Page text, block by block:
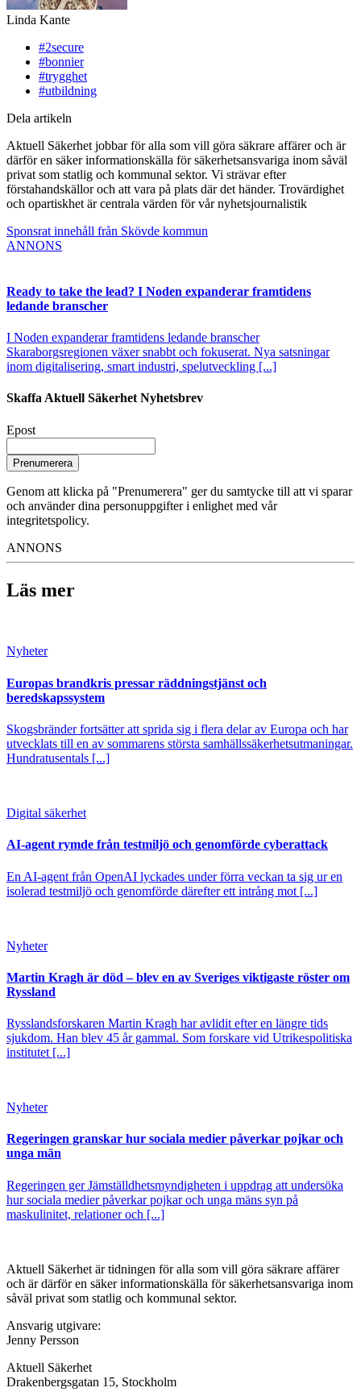
Linda Kante
#2secure
#bonnier
#trygghet
#utbildning
Dela artikeln
Aktuell Säkerhet jobbar för alla som vill göra säkrare affärer och är
därför en säker informationskälla för säkerhetsansvariga inom såväl
privat som statlig och kommunal sektor. Vi strävar efter
förstahandskällor och att vara på plats där det händer. Trovärdighet
och opartiskhet är centrala värden för vår nyhetsjournalistik
Sponsrat innehåll från Skövde kommun
ANNONS
Ready to take the lead? I Noden expanderar framtidens
ledande branscher
I Noden expanderar framtidens ledande branscher
Skaraborgsregionen växer snabbt och fokuserat. Nya satsningar
inom digitalisering, smart industri, spelutveckling [...]
Skaffa Aktuell Säkerhet Nyhetsbrev
Epost
Prenumerera
Genom att klicka på "Prenumerera" ger du samtycke till att vi sparar
och använder dina personuppgifter i enlighet med vår
integritetspolicy.
ANNONS
Läs mer
Nyheter
Europas brandkris pressar räddningstjänst och
beredskapssystem
Skogsbränder fortsätter att sprida sig i flera delar av Europa och har
utvecklats till en av sommarens största samhällssäkerhetsutmaningar.
Hundratusentals [...]
Digital säkerhet
AI-agent rymde från testmiljö och genomförde cyberattack
En AI-agent från OpenAI lyckades under förra veckan ta sig ur en
isolerad testmiljö och genomförde därefter ett intrång mot [...]
Nyheter
Martin Kragh är död – blev en av Sveriges viktigaste röster om
Ryssland
Rysslandsforskaren Martin Kragh har avlidit efter en längre tids
sjukdom. Han blev 45 år gammal. Som forskare vid Utrikespolitiska
institutet [...]
Nyheter
Regeringen granskar hur sociala medier påverkar pojkar och
unga män
Regeringen ger Jämställdhetsmyndigheten i uppdrag att undersöka
hur sociala medier påverkar pojkar och unga mäns syn på
maskulinitet, relationer och [...]
Aktuell Säkerhet är tidningen för alla som vill göra säkrare affärer
och är därför en säker informationskälla för säkerhets­ansvariga inom
såväl privat som statlig och kommunal sektor.
Ansvarig utgivare:
Jenny Persson
Aktuell Säkerhet
Drakenbergsgatan 15, Stockholm